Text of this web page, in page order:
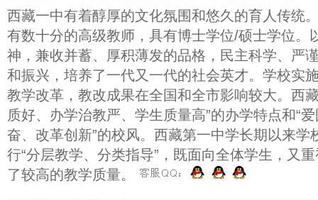
西藏一中有着醇厚的文化氛围和悠久的育人传统
有数十分的高级教师，具有博士学位/硕士学位。
神，兼收并蓄、厚积薄发的品格，民主科学、严
和振兴，培养了一代又一代的社会英才。学校实
教学改革，教改成果在全国和全市影响较大。西
质好、办学治教严、学生质量高”的办学特点和“
奋、改革创新”的校风。西藏第一中学长期以来学
行“分层教学、分类指导”，既面向全体学生，又
了较高的教学质量。